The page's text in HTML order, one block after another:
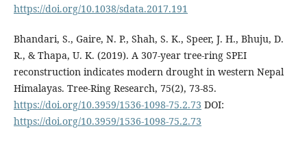
https://doi.org/10.1038/sdata.2017.191
Bhandari, S., Gaire, N. P., Shah, S. K., Speer, J. H., Bhuju, D.
R., & Thapa, U. K. (2019). A 307-year tree-ring SPEI
reconstruction indicates modern drought in western Nepal
Himalayas. Tree-Ring Research, 75(2), 73-85.
https://doi.org/10.3959/1536-1098-75.2.73 DOI:
https://doi.org/10.3959/1536-1098-75.2.73